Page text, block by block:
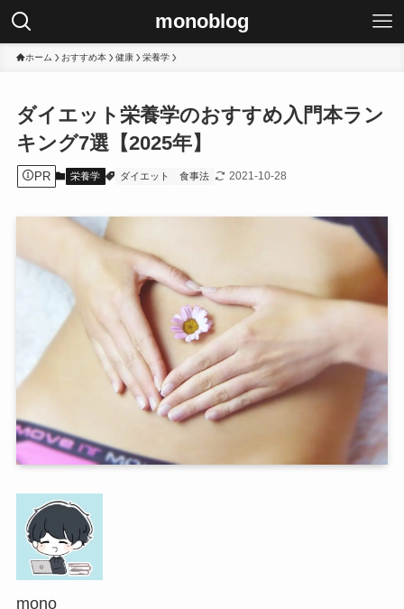
monoblog
ホーム おすすめ本 健康 栄養学
ダイエット栄養学のおすすめ入門本ラン
キング7選【2025年】
PR 栄養学 ダイエット 食事法 2021-10-28
mono